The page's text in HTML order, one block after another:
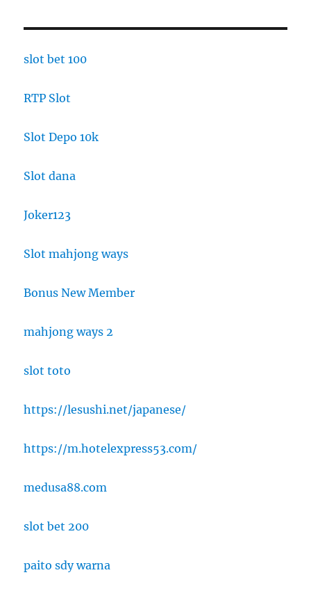
slot bet 100
RTP Slot
Slot Depo 10k
Slot dana
Joker123
Slot mahjong ways
Bonus New Member
mahjong ways 2
slot toto
https://lesushi.net/japanese/
https://m.hotelexpress53.com/
medusa88.com
slot bet 200
paito sdy warna